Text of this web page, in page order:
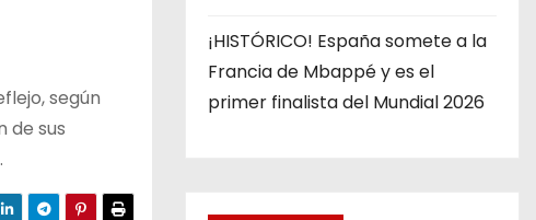
según
de sus
¡HISTÓRICO! España somete a la
Francia de Mbappé y es el
primer finalista del Mundial 2026